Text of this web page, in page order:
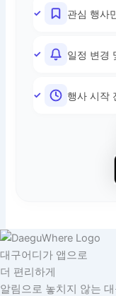
관심 행사
일정 변경
행사 시작
대구어디가 앱으로
더 편리하게
알림으로 놓치지 않는